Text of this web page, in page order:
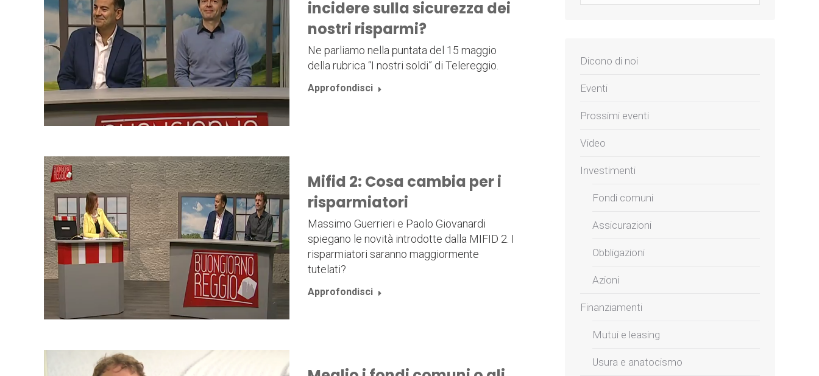
incidere sulla sicurezza dei
nostri risparmi?
Ne parliamo nella puntata del 15 maggio
della rubrica “I nostri soldi” di Telereggio.
Approfondisci
Mifid 2: Cosa cambia per i
risparmiatori
Massimo Guerrieri e Paolo Giovanardi
spiegano le novità introdotte dalla MIFID 2. I
risparmiatori saranno maggiormente
tutelati?
Approfondisci
Dicono di noi
Eventi
Prossimi eventi
Video
Investimenti
Fondi comuni
Assicurazioni
Obbligazioni
Azioni
Finanziamenti
Mutui e leasing
Usura e anatocismo